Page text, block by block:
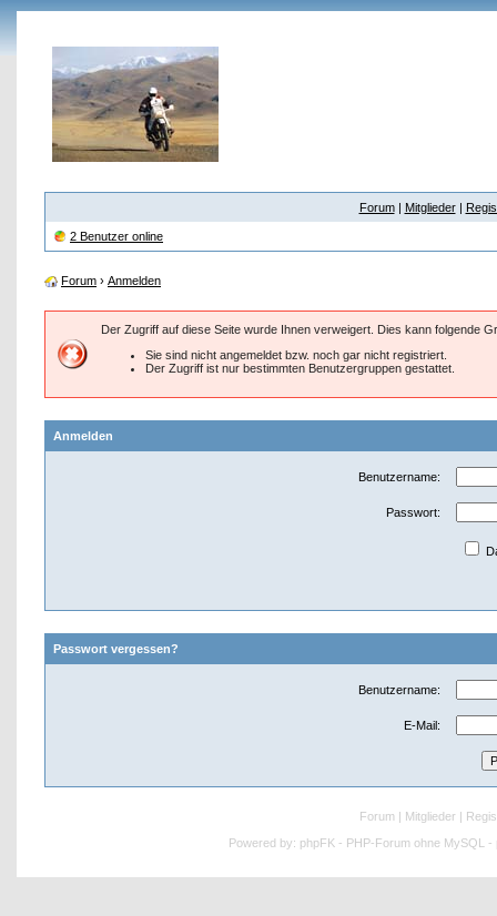
Forum| Mitglieder|
2 Benutzer online
Forum › Anmelden
Der Zugriff auf diese Seite wurde Ihnen verweigert. Dies kann folgende
Sie sind nicht angemeldet bzw. noch gar nicht registriert.
Der Zugriff ist nur bestimmten Benutzergruppen gestattet.
Anmelden
Benutzername:
Passwort:
Passwort vergessen?
Benutzername:
E-Mail:
Forum Mitglieder
Powered by: phpFK - PHP-Forum ohne MySQL -